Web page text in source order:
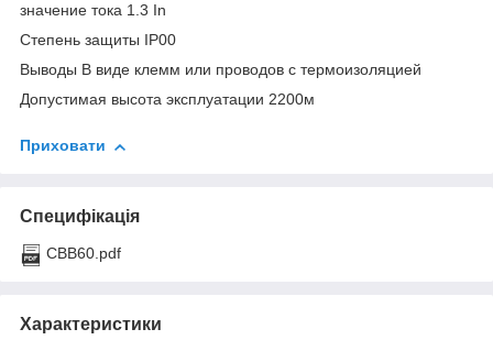
значение тока 1.3 In
Степень защиты IP00
Выводы В виде клемм или проводов с термоизоляцией
Допустимая высота эксплуатации 2200м
Приховати
Специфікація
CBB60.pdf
Характеристики